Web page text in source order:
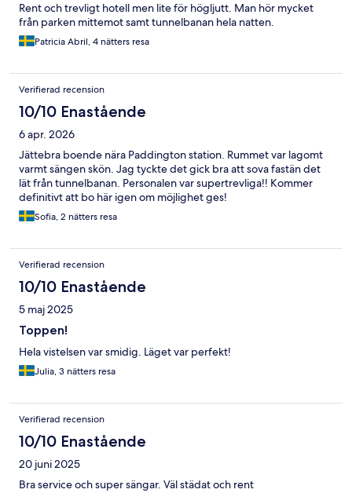
Rent och trevligt hotell men lite för högljutt. Man hör mycket
från parken mittemot samt tunnelbanan hela natten.
Patricia Abril, 4 nätters resa
Verifierad recension
10/10 Enastående
6 apr. 2026
Jättebra boende nära Paddington station. Rummet var lagomt
varmt sängen skön. Jag tyckte det gick bra att sova fastän det
lät från tunnelbanan. Personalen var supertrevliga!! Kommer
definitivt att bo här igen om möjlighet ges!
Sofia, 2 nätters resa
Verifierad recension
10/10 Enastående
5 maj 2025
Toppen!
Hela vistelsen var smidig. Läget var perfekt!
Julia, 3 nätters resa
Verifierad recension
10/10 Enastående
20 juni 2025
Bra service och super sängar. Väl städat och rent